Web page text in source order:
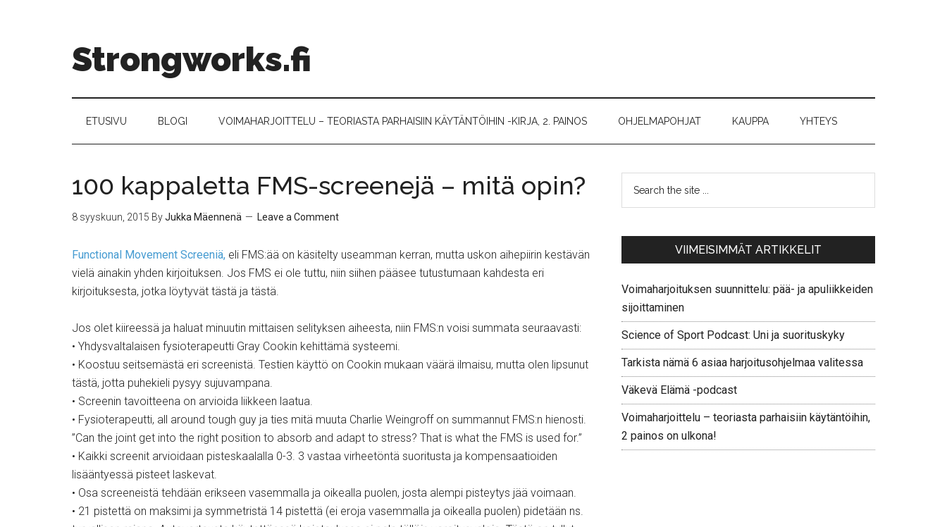
Strongworks.fi
ETUSIVU BLOGI VOIMAHARJOITTELU – TEORIASTA PARHAISIIN KÄYTÄNTÖIHIN -KIRJA, 2. PAINOS OHJELMAPOHJAT KAUPPA YHTEYS
100 kappaletta FMS-screenejä – mitä opin?
8 syyskuun, 2015 ByJukka Mäennenä Leave a Comment
Functional Movement Screeniä, eli FMS:ää on käsitelty useamman kerran, mutta uskon aihepiirin kestävän
vielä ainakin yhden kirjoituksen. Jos FMS ei ole tuttu, niin siihen pääsee tutustumaan kahdesta eri
kirjoituksesta, jotka löytyvät tästä ja tästä.
Jos olet kiireessä ja haluat minuutin mittaisen selityksen aiheesta, niin FMS:n voisi summata seuraavasti:
• Yhdysvaltalaisen fysioterapeutti Gray Cookin kehittämä systeemi.
• Koostuu seitsemästä eri screenistä. Testien käyttö on Cookin mukaan väärä ilmaisu, mutta olen lipsunut
tästä, jotta puhekieli pysyy sujuvampana.
• Screenin tavoitteena on arvioida liikkeen laatua.
• Fysioterapeutti, all around tough guy ja ties mitä muuta Charlie Weingroff on summannut FMS:n hienosti.
”Can the joint get into the right position to absorb and adapt to stress? That is what the FMS is used for.”
• Kaikki screenit arvioidaan pisteskaalalla 0-3. 3 vastaa virheetöntä suoritusta ja kompensaatioiden
lisääntyessä pisteet laskevat.
• Osa screeneistä tehdään erikseen vasemmalla ja oikealla puolen, josta alempi pisteytys jää voimaan.
• 21 pistettä on maksimi ja symmetristä 14 pistettä (ei eroja vasemmalla ja oikealla puolen) pidetään ns.
VIIMEISIMMÄT ARTIKKELIT
Voimaharjoituksen suunnittelu: pää- ja apuliikkeiden
sijoittaminen
Science of Sport Podcast: Uni ja suorituskyky
Tarkista nämä 6 asiaa harjoitusohjelmaa valitessa
Väkevä Elämä -podcast
Voimaharjoittelu – teoriasta parhaisiin käytäntöihin,
2 painos on ulkona!